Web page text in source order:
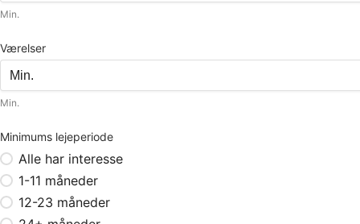
Min.
Værelser
Min.
Minimums lejeperiode
Alle har interesse
1-11 måneder
12-23 måneder